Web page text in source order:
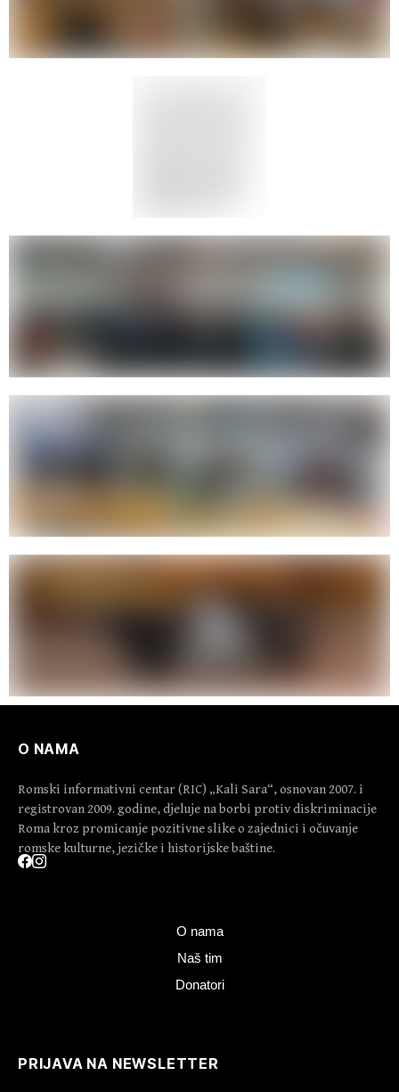
O NAMA
Romski informativni centar (RIC) „Kali Sara“, osnovan 2007. i
registrovan 2009. godine, djeluje na borbi protiv diskriminacije
Roma kroz promicanje pozitivne slike o zajednici i očuvanje
romske kulturne, jezičke i historijske baštine.
O nama
Naš tim
Donatori
PRIJAVA NA NEWSLETTER